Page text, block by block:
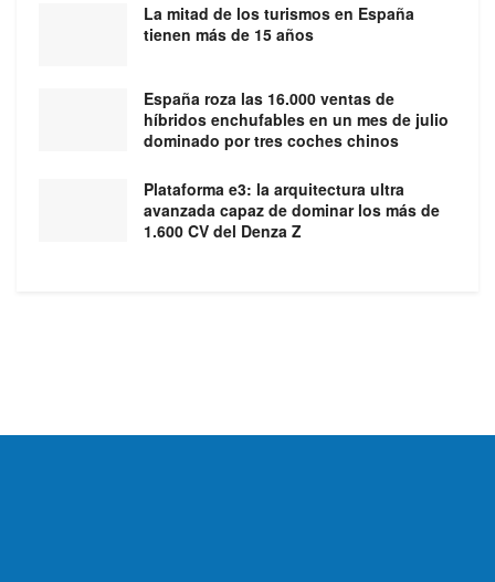
La mitad de los turismos en España
tienen más de 15 años
España roza las 16.000 ventas de
híbridos enchufables en un mes de julio
dominado por tres coches chinos
Plataforma e3: la arquitectura ultra
avanzada capaz de dominar los más de
1.600 CV del Denza Z